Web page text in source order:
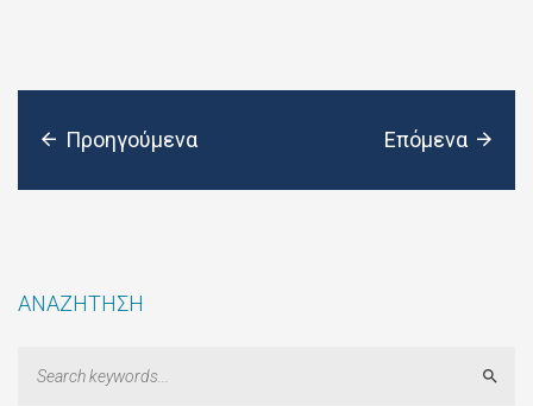
Προηγούμενα Επόμενα
ΑΝΑΖΗΤΗΣΗ